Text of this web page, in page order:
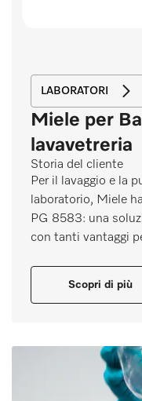
LABORATORI
Miele per
lavavetreria
Storia del cliente
Per il lavaggio e la
laboratorio, Miele
PG 8583: una
con tanti vantaggi
Scopri di più